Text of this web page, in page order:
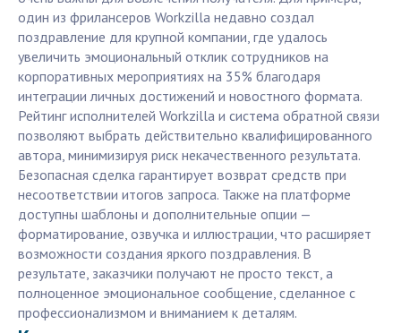
один из фрилансеров Workzilla недавно создал
поздравление для крупной компании, где удалось
увеличить эмоциональный отклик сотрудников на
корпоративных мероприятиях на 35% благодаря
интеграции личных достижений и новостного формата.
Рейтинг исполнителей Workzilla и система обратной связи
позволяют выбрать действительно квалифицированного
автора, минимизируя риск некачественного результата.
Безопасная сделка гарантирует возврат средств при
несоответствии итогов запроса. Также на платформе
доступны шаблоны и дополнительные опции —
форматирование, озвучка и иллюстрации, что расширяет
возможности создания яркого поздравления. В
результате, заказчики получают не просто текст, а
полноценное эмоциональное сообщение, сделанное с
профессионализмом и вниманием к деталям.